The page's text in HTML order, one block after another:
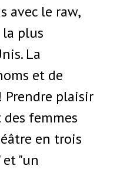
avec le raw,
la plus
La
et de
Prendre plaisir
femmes
en trois
"un